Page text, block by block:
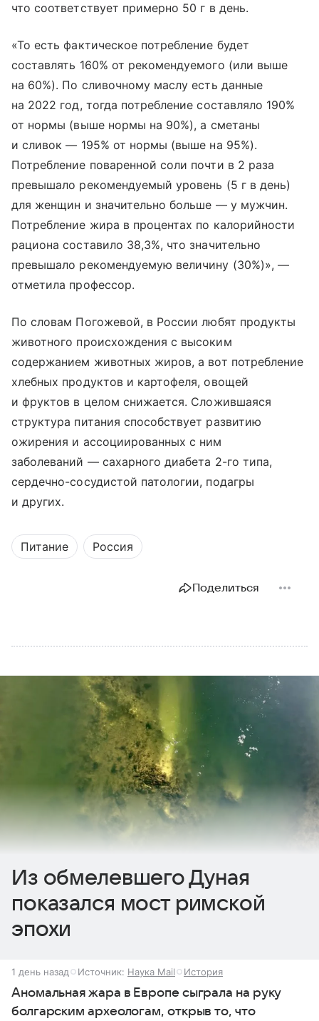
что соответствует примерно 50 г в день.
«То есть фактическое потребление будет
составлять 160% от рекомендуемого (или выше
на 60%). По сливочному маслу есть данные
на 2022 год, тогда потребление составляло 190%
от нормы (выше нормы на 90%), а сметаны
и сливок — 195% от нормы (выше на 95%).
Потребление поваренной соли почти в 2 раза
превышало рекомендуемый уровень (5 г в день)
для женщин и значительно больше — у мужчин.
Потребление жира в процентах по калорийности
рациона составило 38,3%, что значительно
превышало рекомендуемую величину (30%)», —
отметила профессор.
По словам Погожевой, в России любят продукты
животного происхождения с высоким
содержанием животных жиров, а вот потребление
хлебных продуктов и картофеля, овощей
и фруктов в целом снижается. Сложившаяся
структура питания способствует развитию
ожирения и ассоциированных с ним
заболеваний — сахарного диабета 2-го типа,
сердечно-сосудистой патологии, подагры
и других.
Питание Россия
Поделиться
Из обмелевшего Дуная
показался мост римской
эпохи
1 день назад Источник: Наука Mail История
Аномальная жара в Европе сыграла на руку
болгарским археологам, открыв то, что